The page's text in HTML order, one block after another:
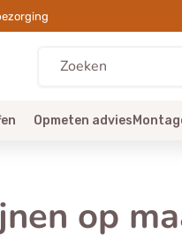
Opmeten advies
op